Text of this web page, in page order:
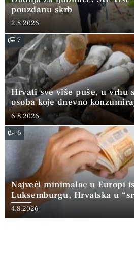
pouzdanu skrb
2.8.2026
7
Hrvati sve više puše, u vrhu
osoba koje dnevno
6.8.2026
6
Najveći minimalac u Europi
Luksemburgu, Hrvatska u
4.8.2026